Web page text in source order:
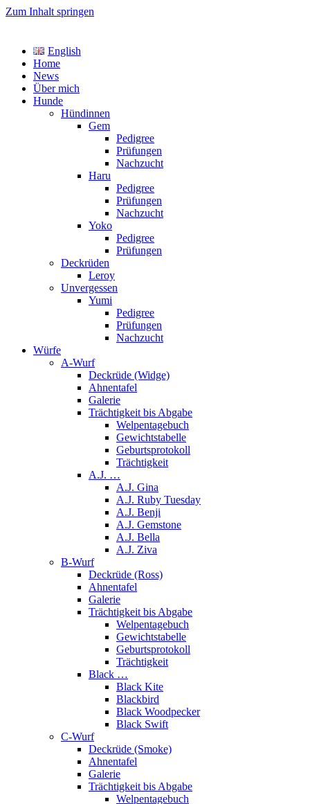
Zum Inhalt springen
TreasureYarden's
Labrador Retriever Zucht im DRC
English
Home
News
Über mich
Hunde
Hündinnen
Gem
Pedigree
Prüfungen
Nachzucht
Haru
Pedigree
Prüfungen
Nachzucht
Yoko
Pedigree
Prüfungen
Deckrüden
Leroy
Unvergessen
Yumi
Pedigree
Prüfungen
Nachzucht
Würfe
A-Wurf
Deckrüde (Widge)
Ahnentafel
Galerie
Trächtigkeit bis Abgabe
Welpentagebuch
Gewichtstabelle
Geburtsprotokoll
Trächtigkeit
A.J. …
A.J. Gina
A.J. Ruby Tuesday
A.J. Benji
A.J. Gemstone
A.J. Bella
A.J. Ziva
B-Wurf
Deckrüde (Ross)
Ahnentafel
Galerie
Trächtigkeit bis Abgabe
Welpentagebuch
Gewichtstabelle
Geburtsprotokoll
Trächtigkeit
Black …
Black Kite
Blackbird
Black Woodpecker
Black Swift
C-Wurf
Deckrüde (Smoke)
Ahnentafel
Galerie
Trächtigkeit bis Abgabe
Welpentagebuch